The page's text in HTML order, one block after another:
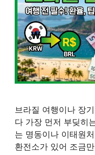
브라질 여행이나 장
다 가장 먼저 부딪히
는 명동이나 이태원
환전소가 있어 조금